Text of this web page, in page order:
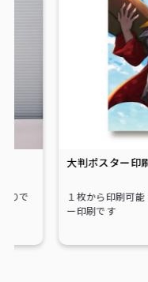
りで
大判ポスター印
１枚から印刷可
ー印刷です